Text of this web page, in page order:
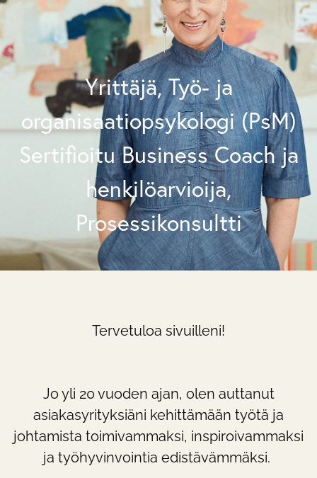
Yrittäjä, Työ- ja
organisaatiopsykologi (PsM)
Sertifioitu Business Coach ja
henkilöarvioija,
Prosessikonsultti
Tervetuloa sivuilleni!
Jo yli 20 vuoden ajan, olen auttanut
asiakasyrityksiäni kehittämään työtä ja
johtamista toimivammaksi, inspiroivammaksi
ja työhyvinvointia edistävämmäksi.